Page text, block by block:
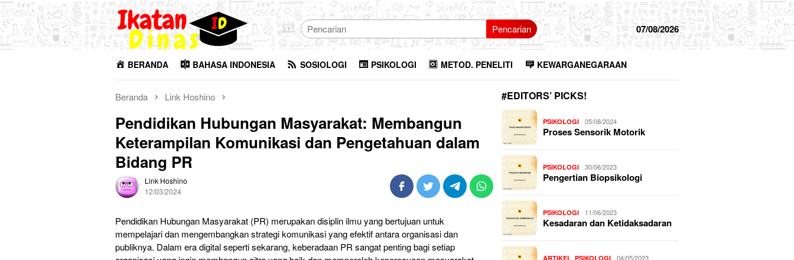
Loncat
ke
konten
Pencarian 07/08/2026
BERANDA BAHASA INDONESIA SOSIOLOGI PSIKOLOGI METOD. PENELITI KEWARGANEGARAAN
Beranda Link Hoshino
Pendidikan Hubungan Masyarakat: Membangun
Keterampilan Komunikasi dan Pengetahuan dalam
Bidang PR
Link Hoshino
12/03/2024
Pendidikan Hubungan Masyarakat (PR) merupakan disiplin ilmu yang bertujuan untuk
mempelajari dan mengembangkan strategi komunikasi yang efektif antara organisasi dan
publiknya. Dalam era digital seperti sekarang, keberadaan PR sangat penting bagi setiap
#EDITORS’ PICKS!
PSIKOLOGI 05/08/2024
Proses Sensorik Motorik
PSIKOLOGI 30/06/2023
Pengertian Biopsikologi
PSIKOLOGI 11/06/2023
Kesadaran dan Ketidaksadaran
ARTIKEL ,PSIKOLOGI 04/05/2023